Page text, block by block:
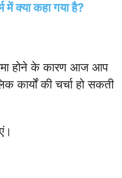
क्या कहा गया है?
होने के कारण आज आप
की चर्चा हो सकती